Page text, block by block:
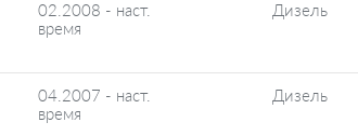
02.2008 - наст.
время
Дизель
04.2007 - наст.
время
Дизель